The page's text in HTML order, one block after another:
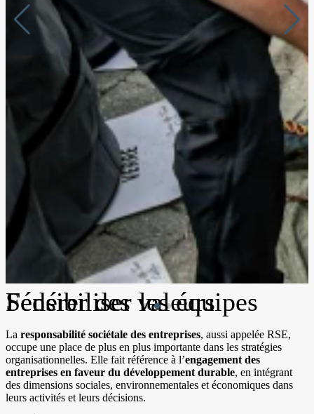
Sensibiliser les équipes
Fédérer des valeurs
Renforcer l’engagement
La responsabilité sociétale des entreprises, aussi appelée RSE,
occupe une place de plus en plus importante dans les stratégies
organisationnelles. Elle fait référence à l’engagement des
entreprises en faveur du développement durable, en intégrant
des dimensions sociales, environnementales et économiques dans
leurs activités et leurs décisions.